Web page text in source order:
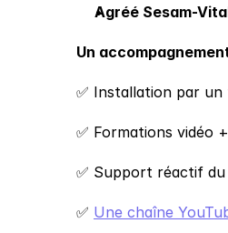
Agréé Sesam-
Un
✅ Installation par
✅ Formations vidéo
✅ Support réactif
✅ Une chaîne